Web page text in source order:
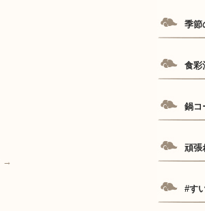
→
季節
食彩
鍋コ
頑張
#す